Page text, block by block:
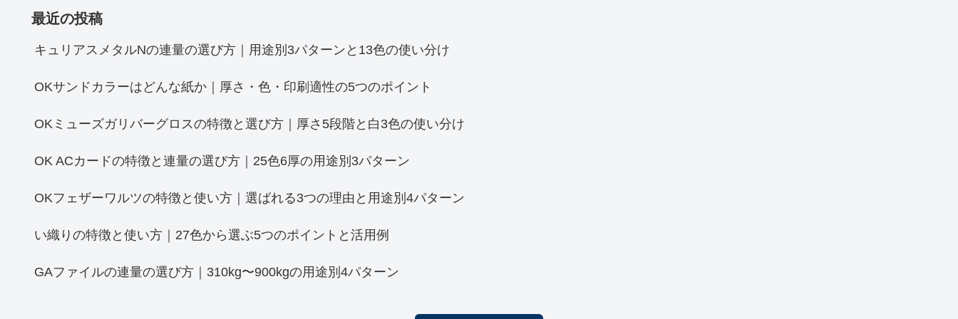
最近の投稿
キュリアスメタルNの連量の選び方｜用途別3パターンと13色の使い分け
OKサンドカラーはどんな紙か｜厚さ・色・印刷適性の5つのポイント
OKミューズガリバーグロスの特徴と選び方｜厚さ5段階と白3色の使い分け
OK ACカードの特徴と連量の選び方｜25色6厚の用途別3パターン
OKフェザーワルツの特徴と使い方｜選ばれる3つの理由と用途別4パターン
い織りの特徴と使い方｜27色から選ぶ5つのポイントと活用例
GAファイルの連量の選び方｜310kg〜900kgの用途別4パターン